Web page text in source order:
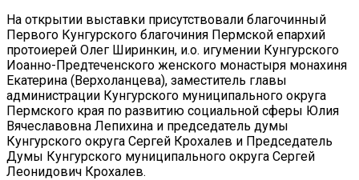
На открытии выставки присутствовали благочинный
Первого Кунгурского благочиния Пермской епархий
протоиерей Олег Ширинкин, и.о. игумении Кунгурского
Иоанно-Предтеченского женского монастыря монахиня
Екатерина (Верхоланцева), заместитель главы
администрации Кунгурского муниципального округа
Пермского края по развитию социальной сферы Юлия
Вячеславовна Лепихина и председатель думы
Кунгурского округа Сергей Крохалев и Председатель
Думы Кунгурского муниципального округа Сергей
Леонидович Крохалев.